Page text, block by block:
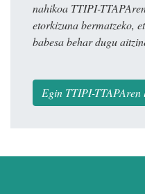
nahikoa TTIPI-
etorkizuna bermatzeko,
babesa behar dugu
Egin TTIPI-TTAPAren